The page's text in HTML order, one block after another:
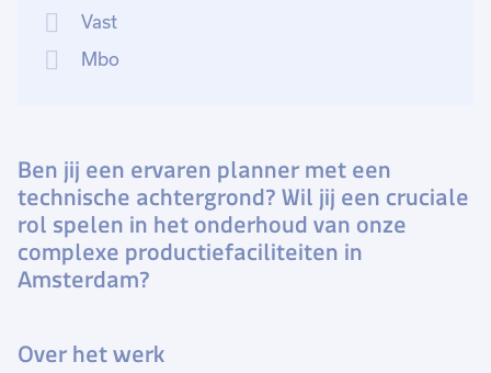
Vast
Mbo
Ben jij een ervaren planner met een
technische achtergrond? Wil jij een cruciale
rol spelen in het onderhoud van onze
complexe productiefaciliteiten in
Amsterdam?
Over het werk